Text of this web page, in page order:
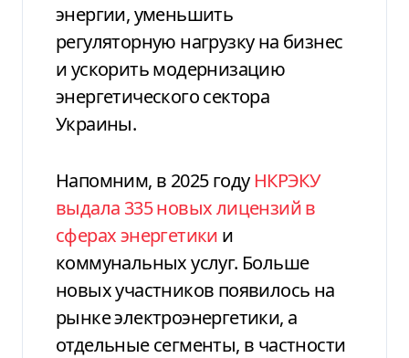
энергии, уменьшить
регуляторную нагрузку на бизнес
и ускорить модернизацию
энергетического сектора
Украины.
Напомним, в 2025 году НКРЭКУ
выдала 335 новых лицензий в
сферах энергетики и
коммунальных услуг. Больше
новых участников появилось на
рынке электроэнергетики, а
отдельные сегменты, в частности